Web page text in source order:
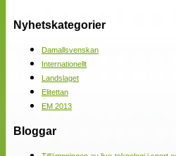
Nyhetskategorier
Damallsvenskan
Internationellt
Landslaget
Elitettan
EM 2013
Bloggar